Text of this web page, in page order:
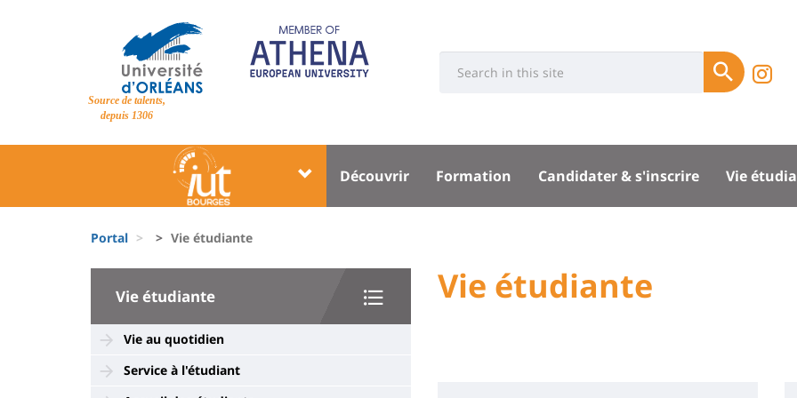
Site
Source de talents,
depuis 1306
Université
Soumettre
Université
Block
liste
des
composantes
Menu
Découvrir Formation Candidater & s'inscrire Vie
d'Ariane
Portal Vie étudiante
University
Sidebar
Vie étudiante
Vie au quotidien
Service à l'étudiant
University
Titre
Vie étudiante